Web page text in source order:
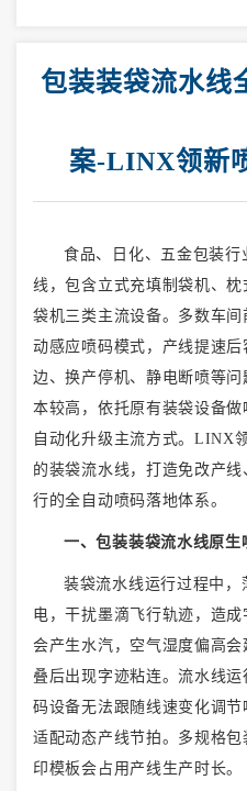
包装装袋流水线
案-LINX领新
食品、日化、五金包装行
线，包含立式充填制袋机、
袋机三类主流设备。多数车
动感应喷码模式，产线提速
边、换产停机、静电断喷等
本较高，依托原有装袋设备
自动化升级主流方式。 LINX
的装袋流水线，打造免改产
行的全自动喷码落地体系。
一、包装装袋流水线原生
装袋流水线运行过程中
电，干扰墨滴飞行轨迹，造
会产生水汽，空气湿度偏高
叠后出现字迹粘连。流水线
码设备无法跟随线速变化调
适配动态产线节拍。多规格
印模板会占用产线生产时长。